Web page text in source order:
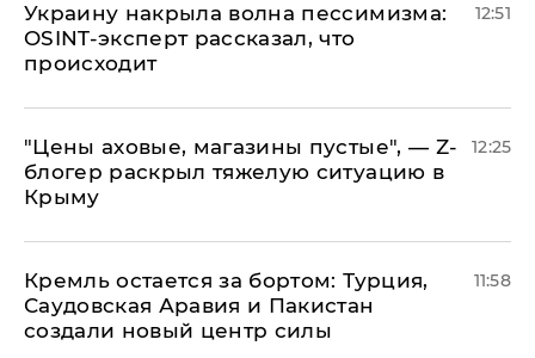
​Украину накрыла волна пессимизма:
OSINT-эксперт рассказал, что
происходит
12:51
​"Цены аховые, магазины пустые", — Z-
блогер раскрыл тяжелую ситуацию в
Крыму
12:25
​Кремль остается за бортом: Турция,
Саудовская Аравия и Пакистан
создали новый центр силы
11:58